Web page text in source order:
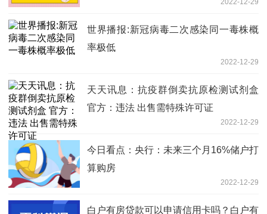
世界播报:新冠病毒二次感染同一毒株概
率极低
2022-12-29
天天讯息：抗疫群倒卖抗原检测试剂盒
官方：违法 出售需特殊许可证
2022-12-29
今日看点：央行：未来三个月16%储户打
算购房
2022-12-29
白户有房贷款可以申请信用卡吗？白户有